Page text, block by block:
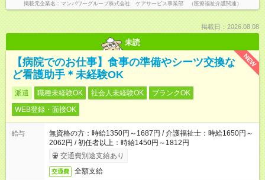
掲載元企業名 マンパワーグループ株式会社 ケアサービス事業部 （医療福祉介護関連）
掲載日：2026.08.08
未読
NEW
【病院でのお仕事】食事の準備やシーツ交換な
ど看護助手＊未経験OK
派遣 職種未経験OK 社会人未経験OK
ブランクOK
WEB登録・面接OK
給与
無資格の方：時給1350円～1687円 / 介護福祉士：時給1650円～
2062円 / 初任者以上：時給1450円～1812円
交通費別途支給あり
交通費 全額支給